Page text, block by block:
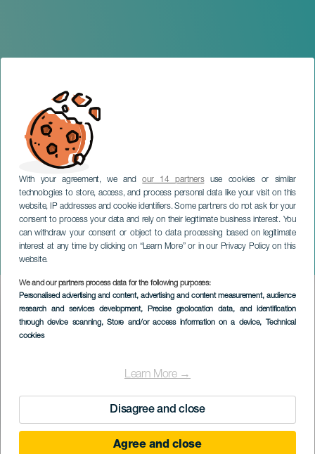
With your agreement, we andour 14 partnersuse cookies or similar
technologies to store, access, and process personal data like your visit on this
website, IP addresses and cookie identifiers. Some partners do not ask for your
consent to process your data and rely on their legitimate business interest. You
can withdraw your consent or object to data processing based on legitimate
interest at any time by clicking on “Learn More” or in our Privacy Policy on this
website.
We and our partners process data for the following purposes:
Personalised advertising and content, advertising and content measurement, audience
research and services development, Precise geolocation data, and identification
through device scanning, Store and/or access information on a device, Technical
cookies
Learn More →
Disagree and close
Agree and close
Carnaval van Arucas
GRAN CANARIA
Imagen
Listado